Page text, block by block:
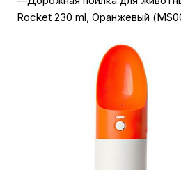
Красота
Сумки
Rocket 230 ml, Оранжевый